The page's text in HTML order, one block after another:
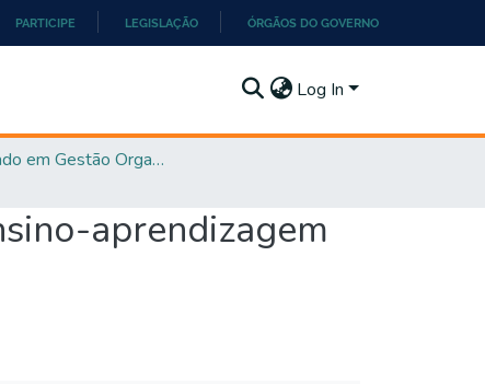
PARTICIPE LEGISLAÇÃO ÓRGÃOS DO GOVERNO
Log In
Mestrado em Gestão Organizacional - PPGGO
aprendizagem